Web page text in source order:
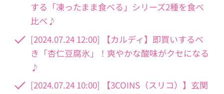
する「凍ったまま食べる」シリーズ2種を食べ
比べ♪
[2024.07.24 12:00] 【カルディ】即買いするべ
き「杏仁豆腐氷」！爽やかな酸味がクセになる
♪
[2024.07.24 10:00] 【3COINS（スリコ）】玄関